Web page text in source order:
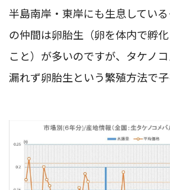
半島南岸・東岸にも生息してい
の仲間は卵胎生（卵を体内で孵
こと）が多いのですが、タケノ
漏れず卵胎生という繁殖方法で子